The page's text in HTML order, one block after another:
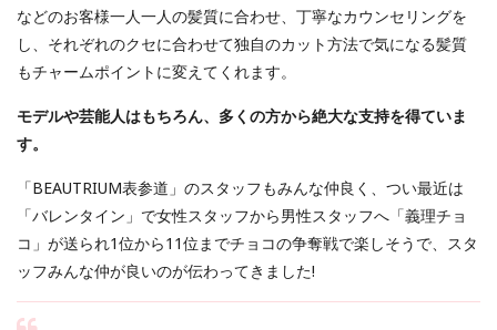
などのお客様一人一人の髪質に合わせ、丁寧なカウンセリングを
し、それぞれのクセに合わせて独自のカット方法で気になる髪質
もチャームポイントに変えてくれます。
モデルや芸能人はもちろん、多くの方から絶大な支持を得ていま
す。
「BEAUTRIUM表参道」のスタッフもみんな仲良く、つい最近は
「バレンタイン」で女性スタッフから男性スタッフへ「義理チョ
コ」が送られ1位から11位までチョコの争奪戦で楽しそうで、スタ
ッフみんな仲が良いのが伝わってきました!